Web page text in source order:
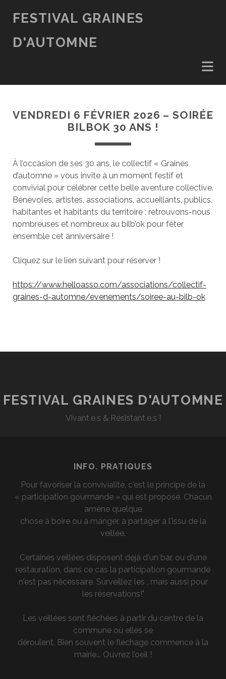
FESTIVAL GRAINES
D'AUTOMNE
VENDREDI 6 FÉVRIER 2026 – SOIRÉE
BILBOK 30 ANS !
À l’occasion de ses 30 ans, le collectif « Graines
d’automne » vous invite à un moment festif et
convivial pour célébrer cette belle aventure collective.
Bénévoles, artistes, associations, accueillants, publics,
habitantes et habitants du territoire : retrouvons-nous
nombreuses et nombreux au bilb’ok pour fêter
ensemble cet anniversaire !
Cliquez sur le lien suivant pour réserver !
https://www.helloasso.com/associations/collectif-
graines-d-automne/evenements/soiree-au-bilb-ok
FESTIVAL GRAINES D'AUTOMNE
Vivant.e.s & Résistant.e.s !
INFO. PRATIQUES
Pour favoriser la convivialité, c'est le principe de la
« participation gourmande » qui est proposé. Chacun
amène quelque
chose à boire ou à manger, à partager à l'issu de la
veillée.
Certaines veillées disposent déjà d'un bar, ou d'une
restauration, dans ce cas la participation gourmande
n'est pas nécessaire. Surveillez les , mais aussi pour
les réservations!"
Les veillées sont fléchées à partir du centre de la
commune où elles se
déroulent. Bien souvent le fléchage commence à la
mairie... Ouvrez l’oeil !